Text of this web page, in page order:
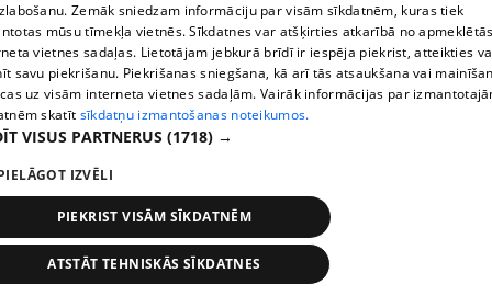
Zvanīt vai gaidīt zvanu? Dita Grauda par saziņas
etiķeti starp paaudzēm
17. epizode
Zemāk sniedzam informāciju par visām sīkdatnēm, kuras tiek
mūsu tīmekļa vietnēs. Sīkdatnes var atšķirties atkarībā no
vietnes sadaļas. Lietotājam jebkurā brīdī ir iespēja piekrist, atteikties
savu piekrišanu. Piekrišanas sniegšana, kā arī tās atsaukšana vai
uz visām interneta vietnes sadaļām. Vairāk informācijas par
skatīt sīkdatņu izmantošanas noteikumos.
VISUS PARTNERUS (1718) →
IZVĒLI
PIEKRIST VISĀM SĪKDATNĒM
ATSTĀT TEHNISKĀS SĪKDATNES